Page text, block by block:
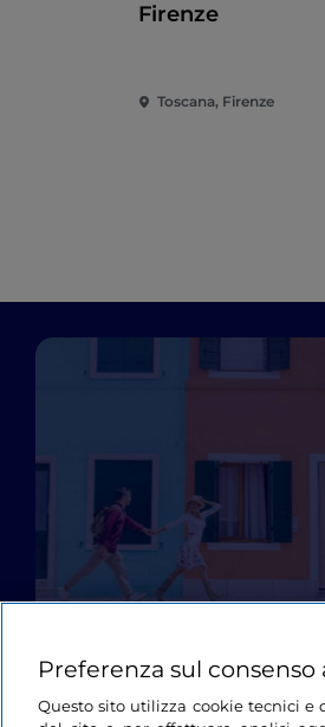
Firenze
Toscana, Firenze
Preferenza sul
Questo sito utilizza cookie tecnici